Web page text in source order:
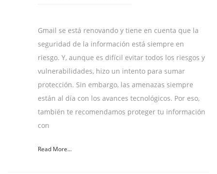
Gmail se está renovando y tiene en cuenta que la
seguridad de la información está siempre en
riesgo. Y, aunque es difícil evitar todos los riesgos y
vulnerabilidades, hizo un intento para sumar
protección. Sin embargo, las amenazas siempre
están al día con los avances tecnológicos. Por eso,
también te recomendamos proteger tu información
con
Read More...